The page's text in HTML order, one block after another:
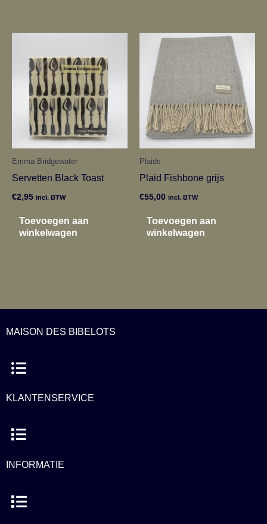
Emma Bridgewater
Servetten Black Toast
€2,95 incl. BTW
Toevoegen aan
winkelwagen
Plaids
Plaid Fishbone grijs
€55,00 incl. BTW
Toevoegen aan
winkelwagen
MAISON DES BIBELOTS
Menu
KLANTENSERVICE
Menu
INFORMATIE
Menu